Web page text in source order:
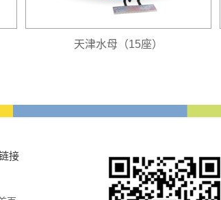
天津水母（15座）
接